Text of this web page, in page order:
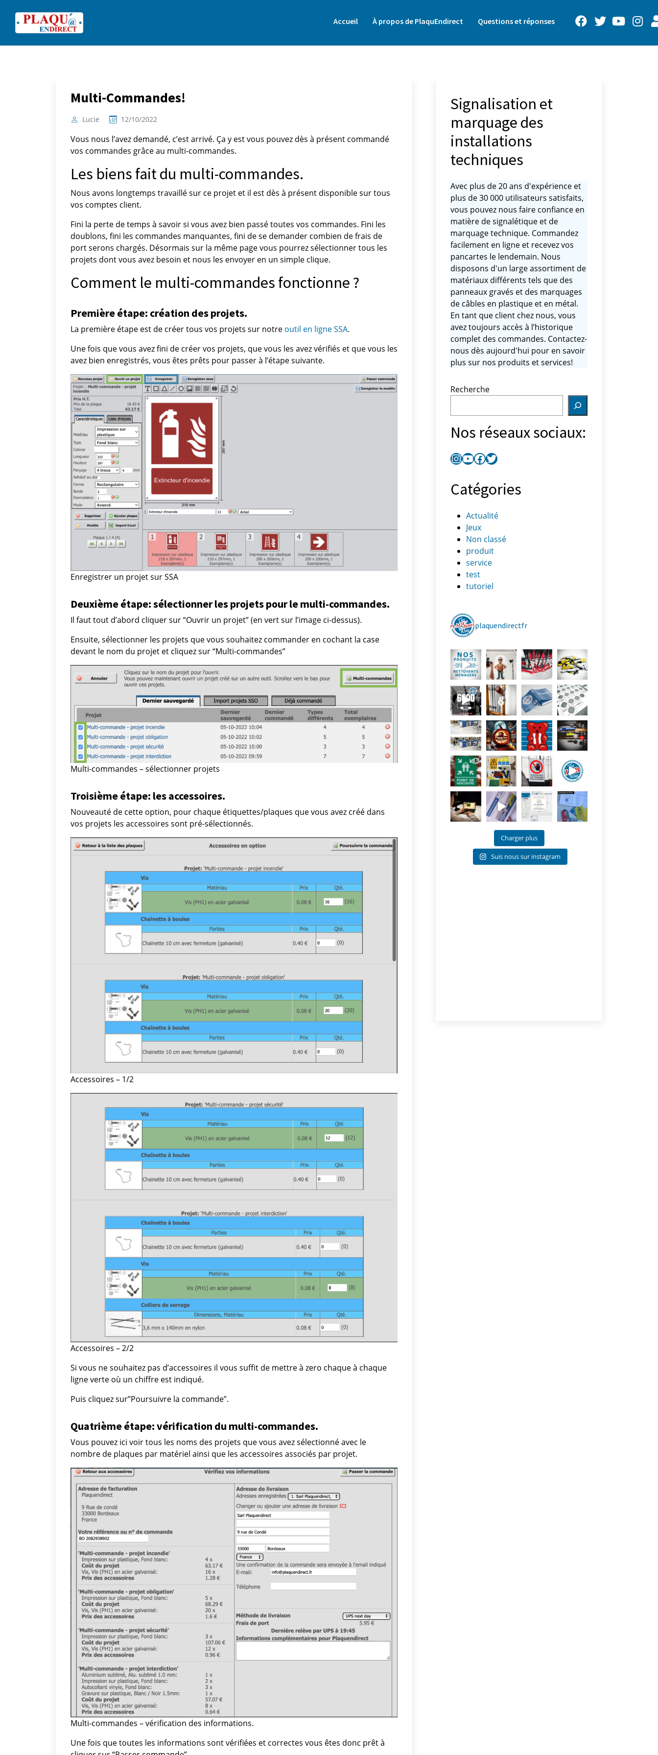
Accueil À propos de PlaquEndirect Questions et réponses
Multi-Commandes!
Lucie 12/10/2022
Vous nous l’avez demandé, c’est arrivé. Ça y est vous pouvez dès à présent commandé
vos commandes grâce au multi-commandes.
Les biens fait du multi-commandes.
Nous avons longtemps travaillé sur ce projet et il est dès à présent disponible sur tous
vos comptes client.
Fini la perte de temps à savoir si vous avez bien passé toutes vos commandes. Fini les
doublons, fini les commandes manquantes, fini de se demander combien de frais de
port serons chargés. Désormais sur la même page vous pourrez sélectionner tous les
projets dont vous avez besoin et nous les envoyer en un simple clique.
Comment le multi-commandes fonctionne ?
Première étape: création des projets.
La première étape est de créer tous vos projets sur notre outil en ligne SSA.
Une fois que vous avez fini de créer vos projets, que vous les avez vérifiés et que vous les
avez bien enregistrés, vous êtes prêts pour passer à l’étape suivante.
Enregistrer un projet sur SSA
Deuxième étape: sélectionner les projets pour le multi-commandes.
Il faut tout d’abord cliquer sur “Ouvrir un projet” (en vert sur l’image ci-dessus).
Ensuite, sélectionner les projets que vous souhaitez commander en cochant la case
devant le nom du projet et cliquez sur “Multi-commandes”
Multi-commandes – sélectionner projets
Troisième étape: les accessoires.
Nouveauté de cette option, pour chaque étiquettes/plaques que vous avez créé dans
vos projets les accessoires sont pré-sélectionnés.
Accessoires – 1/2
Accessoires – 2/2
Si vous ne souhaitez pas d’accessoires il vous suffit de mettre à zero chaque à chaque
ligne verte où un chiffre est indiqué.
Puis cliquez sur”Poursuivre la commande”.
Quatrième étape: vérification du multi-commandes.
Vous pouvez ici voir tous les noms des projets que vous avez sélectionné avec le
nombre de plaques par matériel ainsi que les accessoires associés par projet.
Multi-commandes – vérification des informations.
Une fois que toutes les informations sont vérifiées et correctes vous êtes donc prêt à
Signalisation et
marquage des
installations
techniques
Avec plus de 20 ans d'expérience et
plus de 30 000 utilisateurs satisfaits,
vous pouvez nous faire confiance en
matière de signalétique et de
marquage technique. Commandez
facilement en ligne et recevez vos
pancartes le lendemain. Nous
disposons d'un large assortiment de
matériaux différents tels que des
panneaux gravés et des marquages ​​
de câbles en plastique et en métal.
En tant que client chez nous, vous
avez toujours accès à l’historique
complet des commandes. Contactez-
nous dès aujourd'hui pour en savoir
plus sur nos produits et services!
Recherche
Nos réseaux sociaux:
Catégories
Actualité
Jeux
Non classé
produit
service
test
tutoriel
plaquendirectfr
Charger plus
Suis nous sur instagram